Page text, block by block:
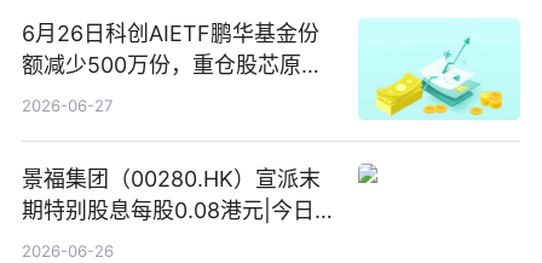
6月26日科创AIETF鹏华基金份
额减少500万份，重仓股芯原股
份、寒武纪、澜起科技 观速讯
2026-06-27
景福集团（00280.HK）宣派末
期特别股息每股0.08港元|今日快
看
2026-06-26